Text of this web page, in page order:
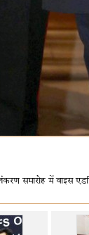
अलंकरण समारोह में